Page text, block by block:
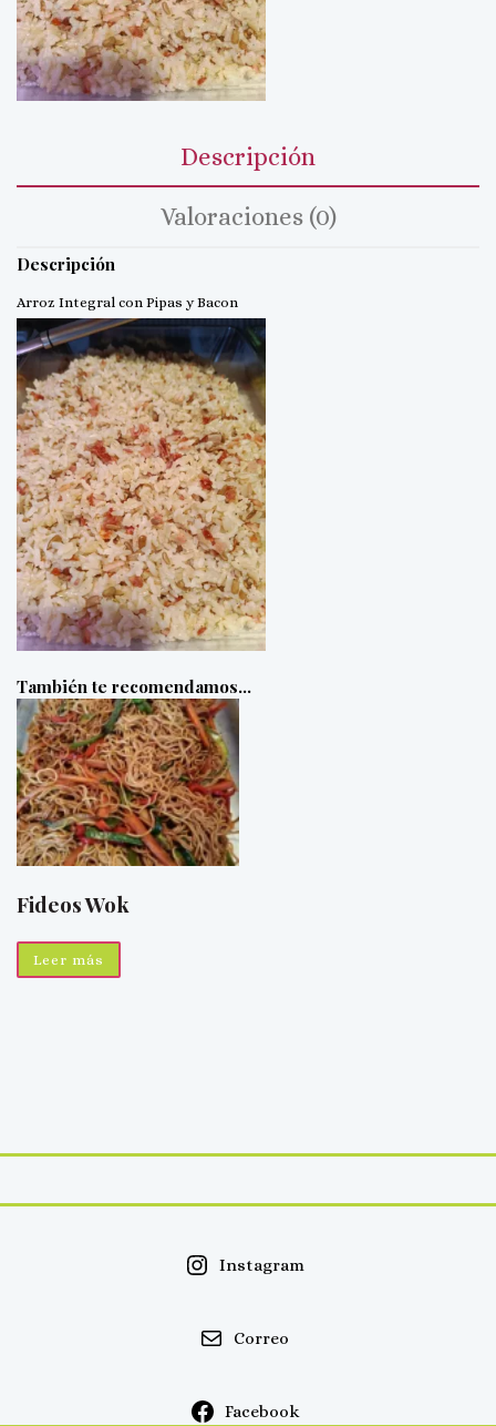
Descripción
Valoraciones (0)
Descripción
Arroz Integral con Pipas y Bacon
También te recomendamos…
Fideos Wok
Leer más
Instagram
Correo
Facebook